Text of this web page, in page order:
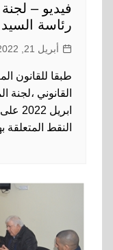
فيديو –
رئاسة
أبريل 21, 2022
طبقا للقانون
النقط المتعلقة